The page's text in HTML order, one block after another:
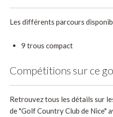
Les différents parcours
9 trous compact
Compétitions sur ce
Retrouvez tous les détails sur
de "Golf Country Club de Nice"